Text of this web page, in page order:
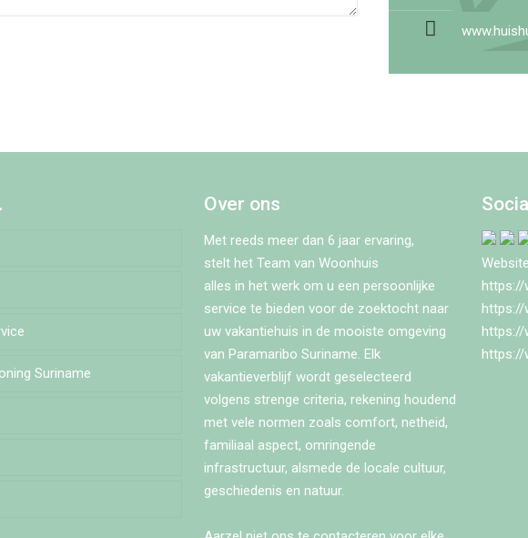
Suriname
Over ons
Met reeds meer dan 6 jaar ervaring,
stelt het Team van Woonhuis
alles in het werk om u een persoonlijke
service te bieden voor de zoektocht naar
uw vakantiehuis in de mooiste omgeving
van Paramaribo Suriname. Elk
vakantieverblijf wordt geselecteerd
volgens strenge criteria, rekening houdend
met vele normen zoals comfort, netheid,
familiaal aspect, omringende
infrastructuur, alsmede de locale cultuur,
geschiedenis en natuur.
https://
https://
https://
https://